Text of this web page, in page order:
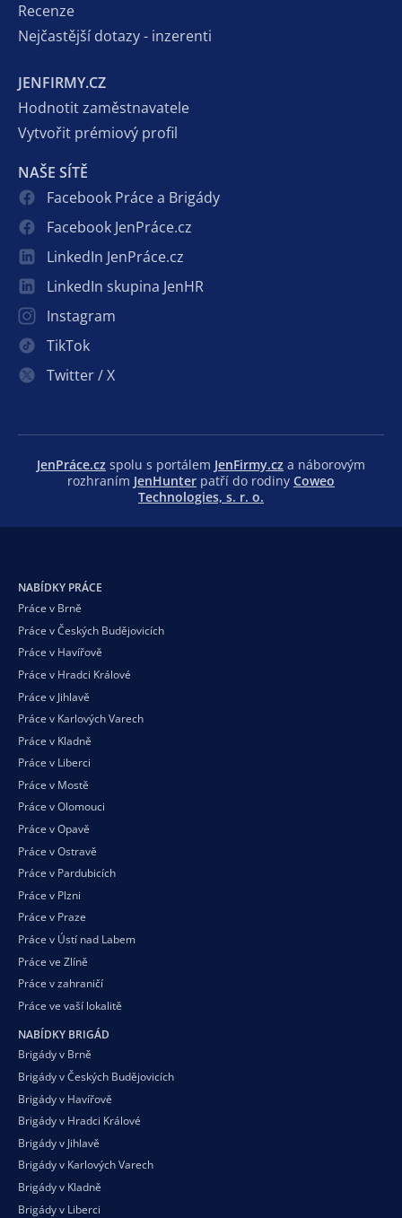
Recenze
Nejčastější dotazy - inzerenti
JENFIRMY.CZ
Hodnotit zaměstnavatele
Vytvořit prémiový profil
NAŠE SÍTĚ
Facebook Práce a Brigády
Facebook JenPráce.cz
LinkedIn JenPráce.cz
LinkedIn skupina JenHR
Instagram
TikTok
Twitter / X
JenPráce.cz spolu s portálem JenFirmy.cz a náborovým
rozhraním JenHunter patří do rodiny Coweo
Technologies, s. r. o.
NABÍDKY PRÁCE
Práce v Brně
Práce v Českých Budějovicích
Práce v Havířově
Práce v Hradci Králové
Práce v Jihlavě
Práce v Karlových Varech
Práce v Kladně
Práce v Liberci
Práce v Mostě
Práce v Olomouci
Práce v Opavě
Práce v Ostravě
Práce v Pardubicích
Práce v Plzni
Práce v Praze
Práce v Ústí nad Labem
Práce ve Zlíně
Práce v zahraničí
Práce ve vaší lokalitě
NABÍDKY BRIGÁD
Brigády v Brně
Brigády v Českých Budějovicích
Brigády v Havířově
Brigády v Hradci Králové
Brigády v Jihlavě
Brigády v Karlových Varech
Brigády v Kladně
Brigády v Liberci